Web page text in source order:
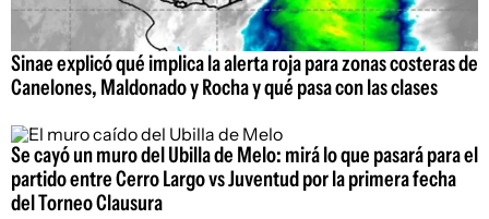
Sinae explicó qué implica la alerta roja para zonas costeras de
Canelones, Maldonado y Rocha y qué pasa con las clases
Se cayó un muro del Ubilla de Melo: mirá lo que pasará para el
partido entre Cerro Largo vs Juventud por la primera fecha
del Torneo Clausura